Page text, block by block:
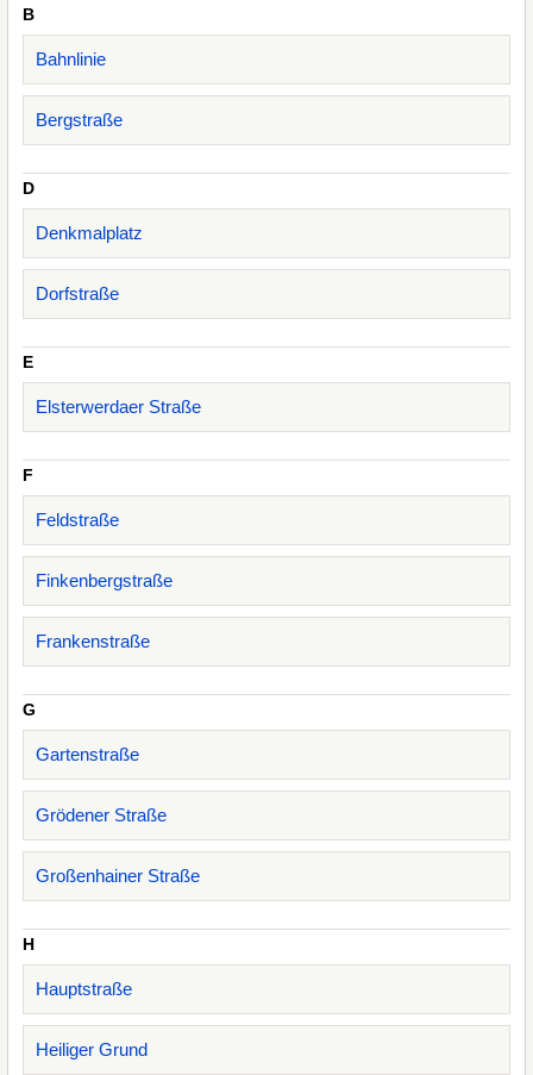
B
Bahnlinie
Bergstraße
D
Denkmalplatz
Dorfstraße
E
Elsterwerdaer Straße
F
Feldstraße
Finkenbergstraße
Frankenstraße
G
Gartenstraße
Grödener Straße
Großenhainer Straße
H
Hauptstraße
Heiliger Grund